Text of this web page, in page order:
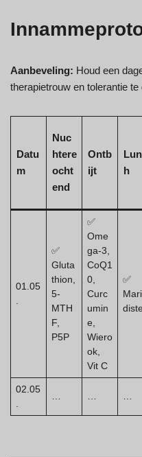
Aanbeveling: Houd een
therapietrouw en tolerantie
Datu
m
Nuc
htere
ocht
end
Ontb
ijt
h
01.05
.
✅
Gluta
thion,
5-
MTH
F,
P5P
✅
Ome
ga-3,
CoQ1
0,
Curc
umin
e,
Wiero
ok,
Vit C
✅
distel
02.05
.
… … …